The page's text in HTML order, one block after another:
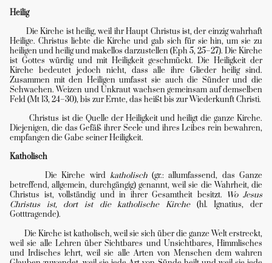
Heilig
Die Kirche ist heilig, weil ihr Haupt Christus ist, der einzig wahrhaft
Heilige. Christus liebte die Kirche und gab sich für sie hin, um sie zu
heiligen und heilig und makellos darzustellen (Eph 5, 25–27). Die Kirche
ist Gottes würdig und mit Heiligkeit geschmückt. Die Heiligkeit der
Kirche bedeutet jedoch nicht, dass alle ihre Glieder heilig sind.
Zusammen mit den Heiligen umfasst sie auch die Sünder und die
Schwachen. Weizen und Unkraut wachsen gemeinsam auf demselben
Feld (Mt 13, 24–30), bis zur Ernte, das heißt bis zur Wiederkunft Christi.
Christus ist die Quelle der Heiligkeit und heiligt die ganze Kirche.
Diejenigen, die das Gefäß ihrer Seele und ihres Leibes rein bewahren,
empfangen die Gabe seiner Heiligkeit.
Katholisch
Die Kirche wird katholisch(gr.: allumfassend, das Ganze
betreffend, allgemein, durchgängig) genannt, weil sie die Wahrheit, die
Christus ist, vollständig und in ihrer Gesamtheit besitzt. Wo Jesus
Christus ist, dort ist die katholische Kirche(hl. Ignatius, der
Gotttragende).
Die Kirche ist katholisch, weil sie sich über die ganze Welt erstreckt,
weil sie alle Lehren über Sichtbares und Unsichtbares, Himmlisches
und Irdisches lehrt, weil sie alle Arten von Menschen dem wahren